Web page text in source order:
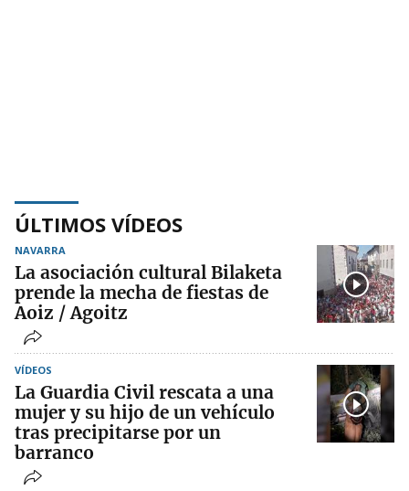
ÚLTIMOS VÍDEOS
NAVARRA
La asociación cultural Bilaketa
prende la mecha de fiestas de
Aoiz / Agoitz
VÍDEOS
La Guardia Civil rescata a una
mujer y su hijo de un vehículo
tras precipitarse por un
barranco